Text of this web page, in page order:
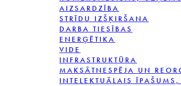
AIZSARDZĪBA
STRĪDU IZŠĶIRŠANA
DARBA TIESĪBAS
ENERĢĒTIKA
VIDE
INFRASTRUKTŪRA
MAKSĀTNESPĒJA UN
INTELEKTUĀLAIS